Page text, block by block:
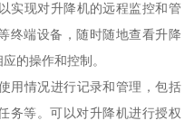
实现对升降机的远程监控和管
终端设备，随时随地查看升降
的操作和控制。
用情况进行记录和管理，包括
务等。可以对升降机进行授权